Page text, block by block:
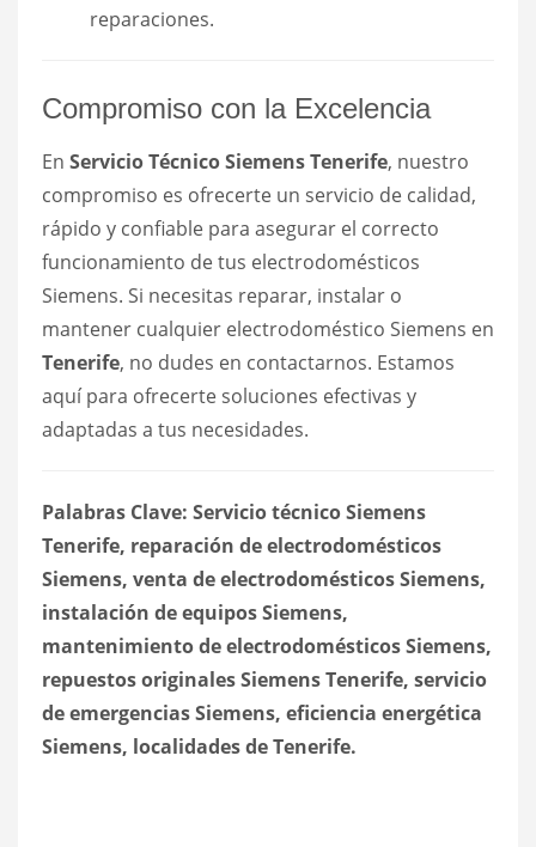
reparaciones.
Compromiso con la Excelencia
En Servicio Técnico Siemens Tenerife, nuestro
compromiso es ofrecerte un servicio de calidad,
rápido y confiable para asegurar el correcto
funcionamiento de tus electrodomésticos
Siemens. Si necesitas reparar, instalar o
mantener cualquier electrodoméstico Siemens en
Tenerife, no dudes en contactarnos. Estamos
aquí para ofrecerte soluciones efectivas y
adaptadas a tus necesidades.
Palabras Clave: Servicio técnico Siemens
Tenerife, reparación de electrodomésticos
Siemens, venta de electrodomésticos Siemens,
instalación de equipos Siemens,
mantenimiento de electrodomésticos Siemens,
repuestos originales Siemens Tenerife, servicio
de emergencias Siemens, eficiencia energética
Siemens, localidades de Tenerife.